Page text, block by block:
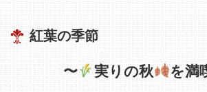
紅葉の季節
〜 実りの秋 を満